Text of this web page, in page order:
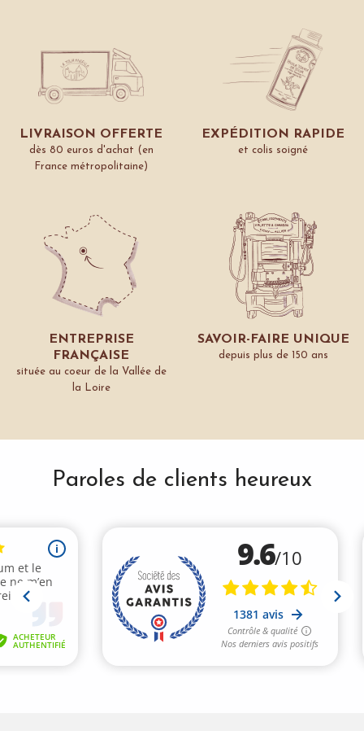
LIVRAISON OFFERTE
dès 80 euros d'achat (en
France métropolitaine)
EXPÉDITION RAPIDE
et colis soigné
ENTREPRISE
FRANÇAISE
située au coeur de la Vallée de
la Loire
SAVOIR-FAIRE UNIQUE
depuis plus de 150 ans
Paroles de clients heureux